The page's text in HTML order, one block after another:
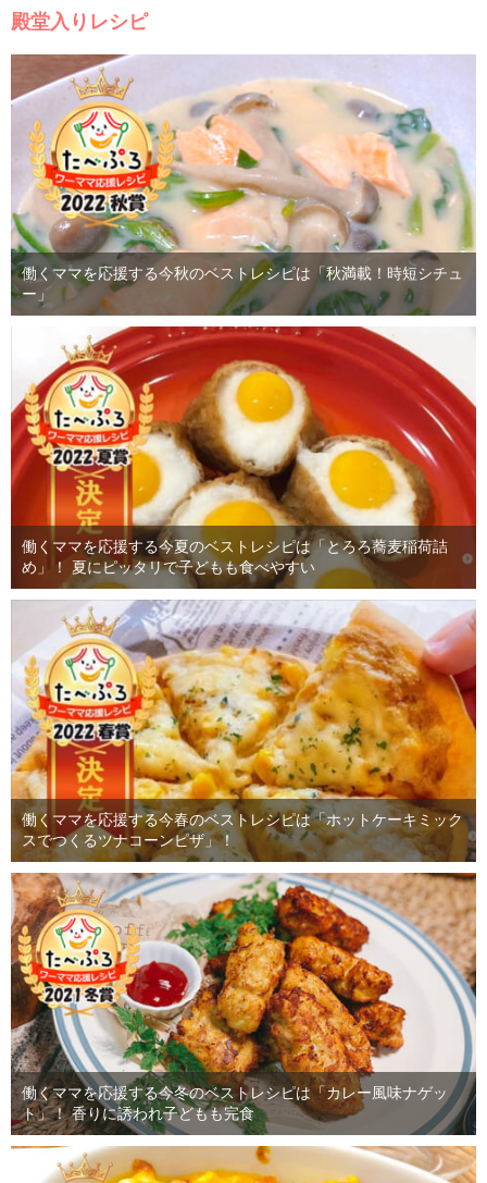
殿堂入りレシピ
働くママを応援する今秋のベストレシピは「秋満載！時短シチュ
ー」
働くママを応援する今夏のベストレシピは「とろろ蕎麦稲荷詰
め」！ 夏にピッタリで子どもも食べやすい
働くママを応援する今春のベストレシピは「ホットケーキミック
スでつくるツナコーンピザ」！
働くママを応援する今冬のベストレシピは「カレー風味ナゲッ
ト」！ 香りに誘われ子どもも完食